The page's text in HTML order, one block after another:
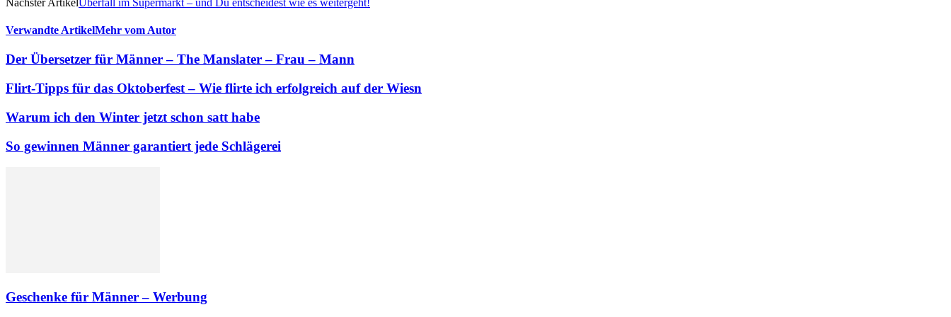
Verwandte ArtikelMehr vom Autor
Der Übersetzer für Männer – The Manslater – Frau – Mann
Flirt-Tipps für das Oktoberfest – Wie flirte ich erfolgreich auf der Wiesn
Warum ich den Winter jetzt schon satt habe
So gewinnen Männer garantiert jede Schlägerei
Geschenke für Männer – Werbung